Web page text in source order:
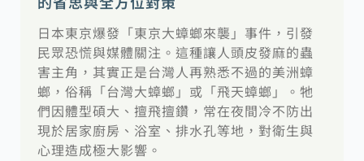
日本東京爆發「東京大蟑螂來襲」事件，引發
民眾恐慌與媒體關注。這種讓人頭皮發麻的蟲
害主角，其實正是台灣人再熟悉不過的美洲蟑
螂，俗稱「台灣大蟑螂」或「飛天蟑螂」。牠
們因體型碩大、擅飛擅鑽，常在夜間冷不防出
現於居家廚房、浴室、排水孔等地，對衛生與
心理造成極大影響。